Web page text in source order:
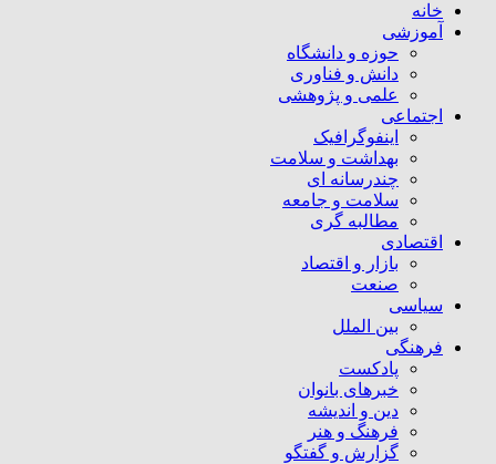
خانه
آموزشی
حوزه و دانشگاه
دانش و فناوری
علمی و پژوهشی
اجتماعی
اینفوگرافیک
بهداشت و سلامت
چندرسانه ای
سلامت و جامعه
مطالبه گری
اقتصادی
بازار و اقتصاد
صنعت
سیاسی
بین الملل
فرهنگی
پادکست
خبرهای بانوان
دین و اندیشه
فرهنگ و هنر
گزارش و گفتگو